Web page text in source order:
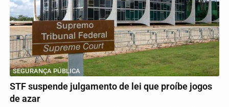
SEGURANÇA PÚBLICA
STF suspende julgamento de lei que proíbe jogos
de azar